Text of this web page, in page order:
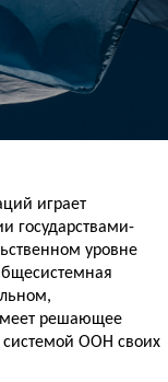
играет
государствами-
уровне
решающее
ООН своих